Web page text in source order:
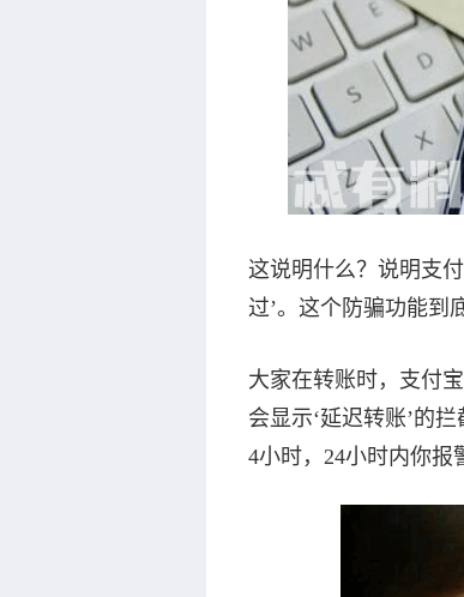
这说明什么？说明支
过’。这个防骗功能到
大家在转账时，支付
会显示‘延迟转账’的
4小时，24小时内你报